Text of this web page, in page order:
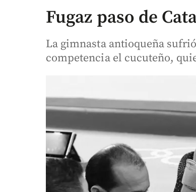
Fugaz paso de
La gimnasta antioqueña
competencia el cucuteño,